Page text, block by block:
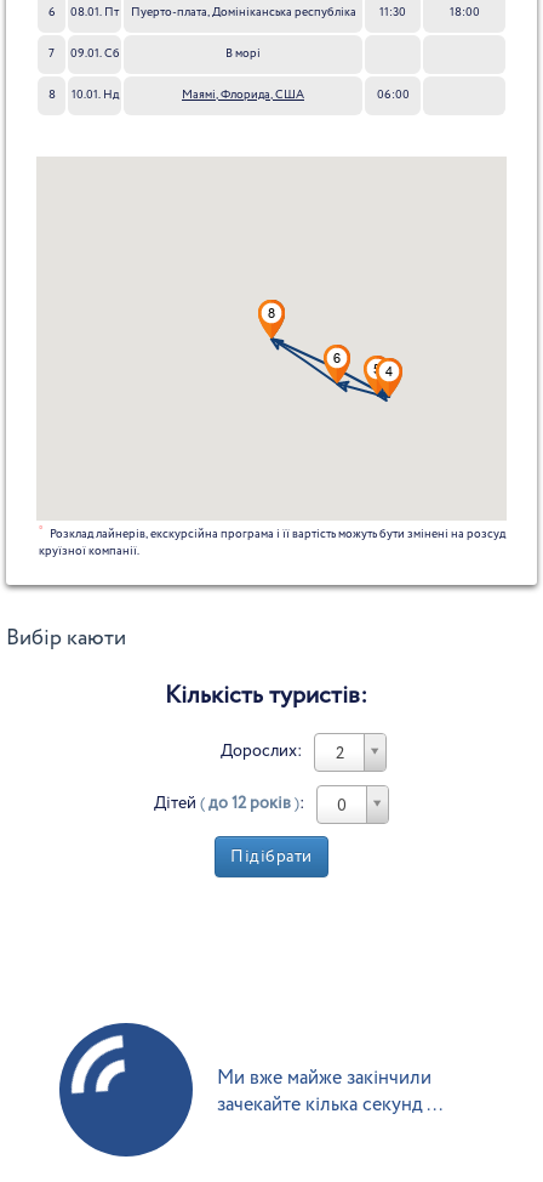
6 08.01. Пт Пуерто-плата, Домініканська республіка 11:30 18:00
7 09.01. Сб В морі
8 10.01. Нд Маямі, Флорида, США 06:00
*
Розклад лайнерів, екскурсійна програма і її вартість можуть бути змінені на розсуд
круїзної компанії.
Вибір каюти
Кількість туристів:
Дорослих: 2
Дітей (до 12 років): 0
Підібрати
Ми вже майже закінчили
зачекайте кілька секунд ...